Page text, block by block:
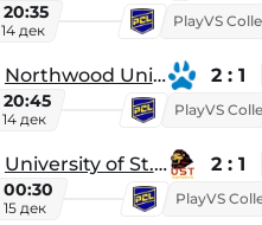
20:35
14 дек
Northwood University 2 : 1
20:45
14 дек
University of St. Thomas 2 : 1
00:30
15 дек